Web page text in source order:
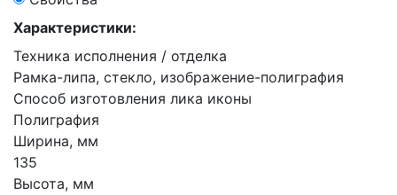
Характеристики:
Техника исполнения / отделка
Рамка-липа, стекло, изображение-полиграфия
Способ изготовления лика иконы
Полиграфия
Ширина, мм
135
Высота, мм